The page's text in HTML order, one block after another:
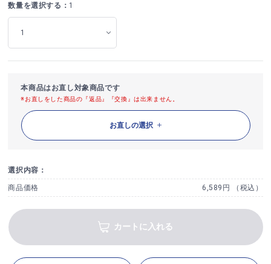
数量を選択する： 1
本商品はお直し対象商品です
※お直しをした商品の『返品』『交換』は出来ません。
お直しの選択
選択内容：
商品価格 6,589円 （税込）
カートに入れる